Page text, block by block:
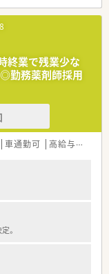
業するため、終業後
予定が立てやすい勤
と合わせて連休の取
箋に対する調剤・服
セルフメディケーシ
終業で残業少な
勤務薬剤師採用
車通勤可 高給与(600万円以上)
。